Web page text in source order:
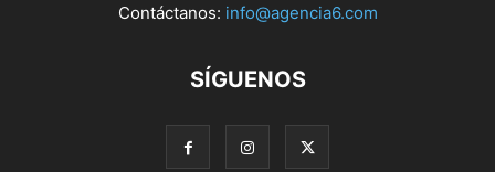
Contáctanos: info@agencia6.com
SÍGUENOS